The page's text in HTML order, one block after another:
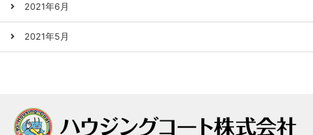
2021年6月
2021年5月